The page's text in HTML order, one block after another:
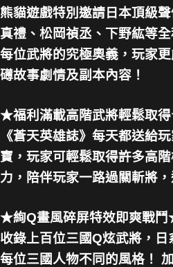
熊貓遊戲特別邀請日本頂級
真禮、松岡禎丞、下野紘等
每位武將的究極奧義，玩家
礡故事劇情及副本內容！
★福利滿載高階武將輕鬆取
《蒼天英雄誌》每天都送給
寶，玩家可輕鬆取得許多高
力，陪伴玩家一路過關斬將
★絢Q畫風碎屏特效即爽戰
收錄上百位三國Q炫武將，
每位三國人物不同的風格！